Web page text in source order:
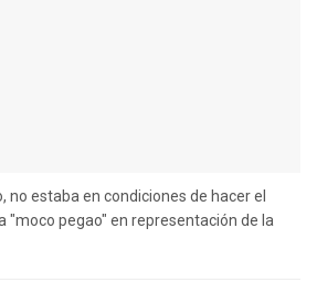
no estaba en condiciones de hacer el
"moco pegao" en representación de la